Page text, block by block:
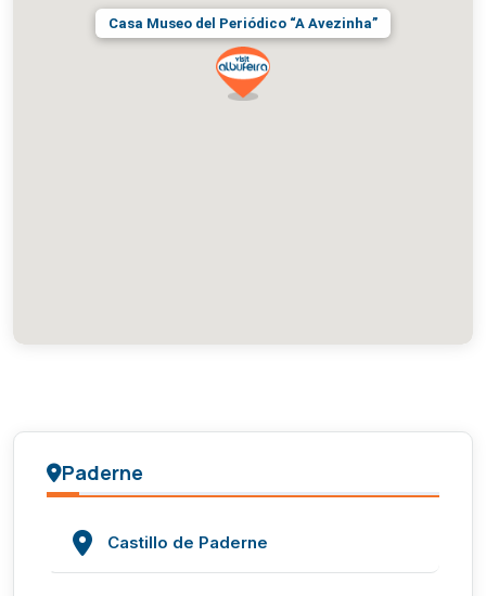
Casa Museo del Periódico “A Avezinha”
Paderne
Castillo de Paderne